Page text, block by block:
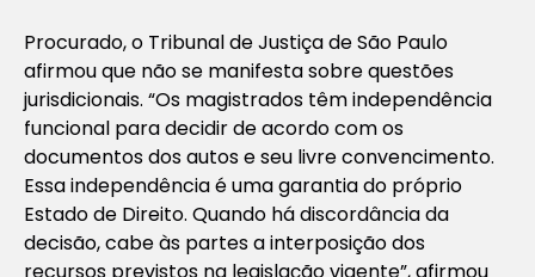
Procurado, o Tribunal de Justiça de São Paulo
afirmou que não se manifesta sobre questões
jurisdicionais. “Os magistrados têm independência
funcional para decidir de acordo com os
documentos dos autos e seu livre convencimento.
Essa independência é uma garantia do próprio
Estado de Direito. Quando há discordância da
decisão, cabe às partes a interposição dos
recursos previstos na legislação vigente”, afirmou